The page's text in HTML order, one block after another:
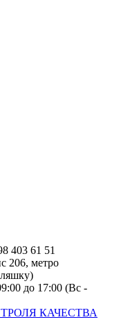
403 61 51
206, метро
до 17:00 (Вс -
КАЧЕСТВА